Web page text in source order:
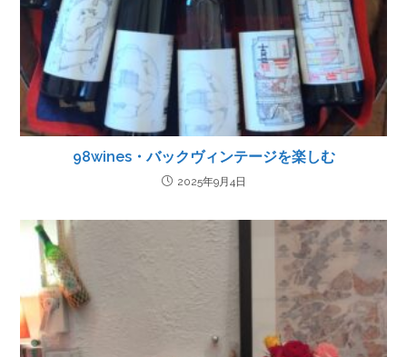
98wines・バックヴィンテージを楽しむ
2025年9月4日